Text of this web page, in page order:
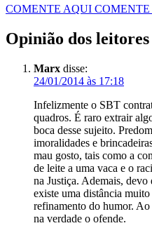
COMENTE AQUI
Opinião dos leitores
Marx disse:
24/01/2014 às 17:18
Infelizmente o SBT
quadros. É raro extrair
boca desse sujeito.
imoralidades e
mau gosto, tais como a
de leite a uma vaca e o
na Justiça. Ademais,
existe uma distância
refinamento do humor.
na verdade o ofende.